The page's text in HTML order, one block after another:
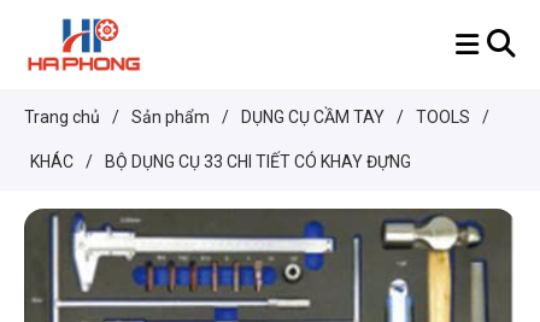
Trang chủ / Sản phẩm / DỤNG CỤ CẦM TAY / TOOLS /
KHÁC / BỘ DỤNG CỤ 33 CHI TIẾT CÓ KHAY ĐỰNG